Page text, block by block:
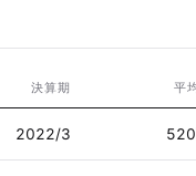
決算期 平
2022/3